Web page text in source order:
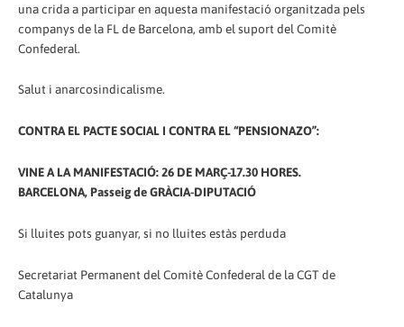
una crida a participar en aquesta manifestació organitzada pels
companys de la FL de Barcelona, amb el suport del Comitè
Confederal.
Salut i anarcosindicalisme.
CONTRA EL PACTE SOCIAL I CONTRA EL “PENSIONAZO”:
VINE A LA MANIFESTACIÓ: 26 DE MARÇ-17.30 HORES.
BARCELONA, Passeig de GRÀCIA-DIPUTACIÓ
Si lluites pots guanyar, si no lluites estàs perduda
Secretariat Permanent del Comitè Confederal de la CGT de
Catalunya